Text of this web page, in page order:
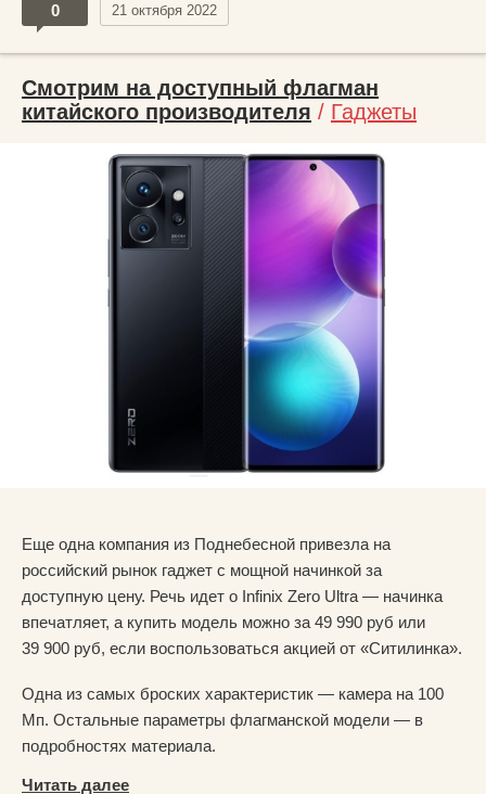
0 21 октября 2022
Смотрим на доступный флагман
китайского производителя / Гаджеты
Еще одна компания из Поднебесной привезла на
российский рынок гаджет с мощной начинкой за
доступную цену. Речь идет о Infinix Zero Ultra — начинка
впечатляет, а купить модель можно за 49 990 руб или
39 900 руб, если воспользоваться акцией от «Ситилинка».
Одна из самых броских характеристик — камера на 100
Мп. Остальные параметры флагманской модели — в
подробностях материала.
Читать далее